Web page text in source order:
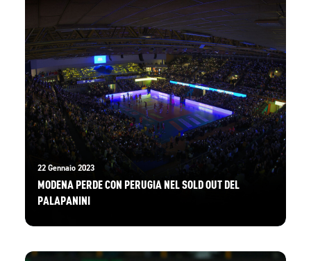
22 Gennaio 2023
MODENA PERDE CON PERUGIA NEL SOLD OUT DEL
PALAPANINI